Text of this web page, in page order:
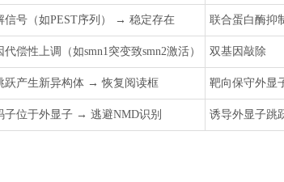
信号（如PEST序列） → 稳定存在 联合蛋白酶抑
代偿性上调（如smn1突变致smn2激活） 双基因敲除
跃产生新异构体 → 恢复阅读框 靶向保守外显
子位于外显子 → 逃避NMD识别 诱导外显子跳